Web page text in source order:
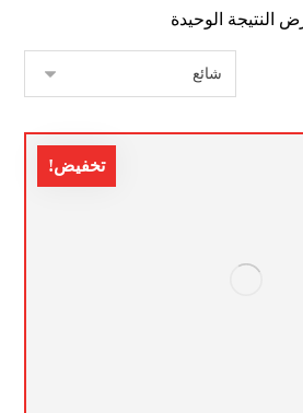
النتيجة الوحيدة
تخفيض!